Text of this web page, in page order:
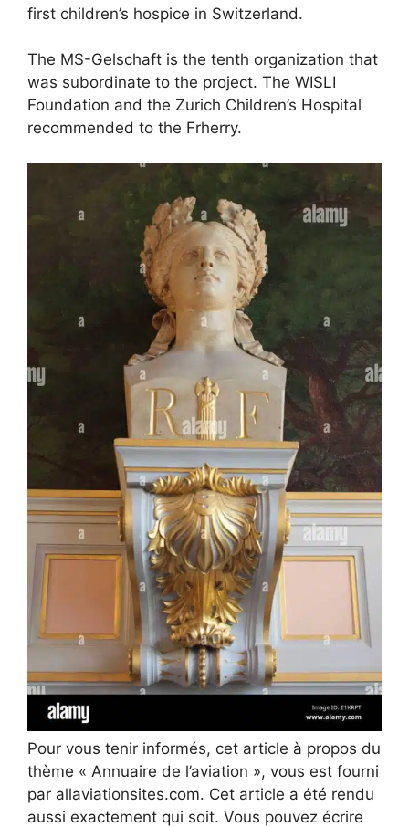
first children’s hospice in Switzerland.
The MS-Gelschaft is the tenth organization that
was subordinate to the project. The WISLI
Foundation and the Zurich Children’s Hospital
recommended to the Frherry.
Pour vous tenir informés, cet article à propos du
thème « Annuaire de l’aviation », vous est fourni
par allaviationsites.com. Cet article a été rendu
aussi exactement qui soit. Vous pouvez écrire